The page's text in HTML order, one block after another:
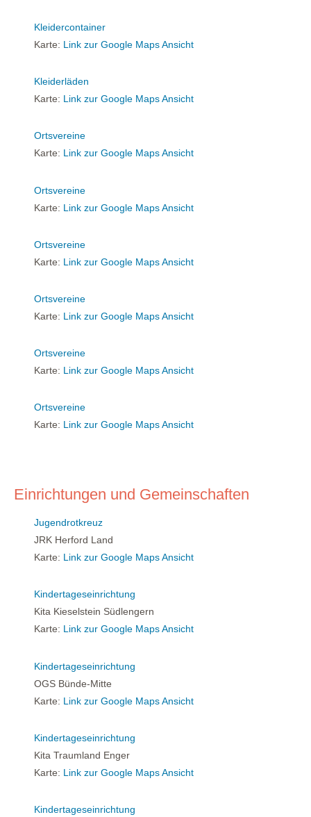
Kleidercontainer
Karte: Link zur Google Maps Ansicht
Kleiderläden
Karte: Link zur Google Maps Ansicht
Ortsvereine
Karte: Link zur Google Maps Ansicht
Ortsvereine
Karte: Link zur Google Maps Ansicht
Ortsvereine
Karte: Link zur Google Maps Ansicht
Ortsvereine
Karte: Link zur Google Maps Ansicht
Ortsvereine
Karte: Link zur Google Maps Ansicht
Ortsvereine
Karte: Link zur Google Maps Ansicht
Einrichtungen und Gemeinschaften
Jugendrotkreuz
JRK Herford Land
Karte: Link zur Google Maps Ansicht
Kindertageseinrichtung
Kita Kieselstein Südlengern
Karte: Link zur Google Maps Ansicht
Kindertageseinrichtung
OGS Bünde-Mitte
Karte: Link zur Google Maps Ansicht
Kindertageseinrichtung
Kita Traumland Enger
Karte: Link zur Google Maps Ansicht
Kindertageseinrichtung